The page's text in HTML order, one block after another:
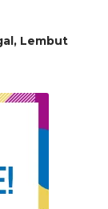
Lembut